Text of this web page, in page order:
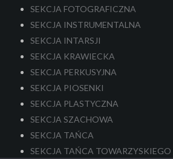
SEKCJA FOTOGRAFICZNA
SEKCJA INSTRUMENTALNA
SEKCJA INTARSJI
SEKCJA KRAWIECKA
SEKCJA PERKUSYJNA
SEKCJA PIOSENKI
SEKCJA PLASTYCZNA
SEKCJA SZACHOWA
SEKCJA TAŃCA
SEKCJA TAŃCA TOWARZYSKIEGO